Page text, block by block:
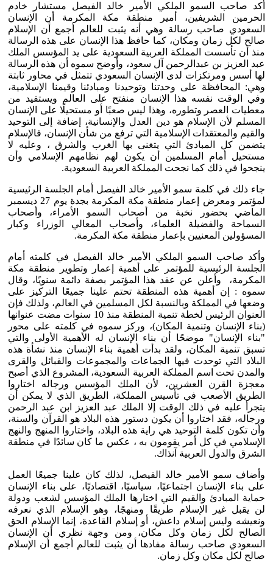
أكد صاحب السمو الملكي الأمير خالد الفيصل مستشار خادم
الحرمين الشريفين، أمير منطقة مكة المكرمة أن الإنسان
السعودي صاحب رسالة وهي أنه يثبت للعالم أجمع أن الإسلام
صالح لكل زمان ومكان، كما حافظ هذا الإنسان على هذه الرسالة
منذ أن تأسست المملكة العربية السعودية على يد المؤسس الملك
عبد العزيز بن عبدالرحمن آل سعود، وأوضح سموه أن هذه الرسالة
لها أسس ومرتكزات لدى الإنسان السعودي تتمثل في محاور ثابتة
وهي: المحافظة على وحدتنا وتوحيدنا ومبادئنا وقيمنا الإسلامية،
وفي الوقت نفسه هذا الإنسان منفتح على العالم ويستفيد من
معطيات العصر وتطوره، وهذا ليس صعبًا أو مستحيلًا على الإنسان
المسلم لأن الإسلام هو دين العدل والإنسانية، إضافة إلى التوحيد
والقيم والمعتقدات الإسلامية التي ترفع من شأن الإنسان، فالإسلام
يتضمن كل المبادئ التي يتغنى بها الغرب والشرق ، وعليه لا
مستحيل أمام المسلمين أن يكون لهم نظامهم الإسلامي وأن
ينجحوا في ذلك كما نجحت المملكة العربية السعودية.
جاء ذلك في كلمة سمو الأمير خالد الفيصل أمام الجلسة الرئيسية
لمؤتمر ومعرض إعمار منطقة مكة المكرمة بجدة يوم 27 ديسمبر
الماضي بحضور نخبة من أصحاب السمو الأمراء، وأصحاب
السماحة والفضيلة العلماء، وأصحاب المعالي الوزراء وكبار
المسؤولين المعنيين بإعمار منطقة مكة المكرمة.
وأكد صاحب السمو الملكي الأمير خالد الفيصل في كلمته أمام
الجلسة الرئيسية للمؤتمر على أهمية إعمار وتطوير منطقة مكة
المكرمة، وأعلن عن عقد هذا المؤتمر بصفة دائمة سنويًا، وقال
سموه : إن أهمية هذه المنطقة تحتم علينا جميعًا التركيز على
وضعها في المملكة وبالنسبة لكل المسلمين في العالم، ولذلك فإن
العنوان الرئيس لخطة تنمية المنطقة منذ 10 سنوات مضت عنوانها
(بناء الإنسان وتنمية المكان)، وركز سموه في كلمته على محور
"بناء الإنسان" موضحًا أن بناء الإنسان له الأهمية الأولى والتي
تسبق تنمية المكان، ولقد بدأت أهمية بناء الإنسان منذ نشأة هذه
البلاد التي توحدت فيها الجماعات والمجموعات والقبائل والقرى
والمدن تحت اسم المملكة العربية السعودية، المشروع الذي أصبح
معجزة القرن العشرين، لأن الملك المؤسس ورجاله اختاروا
الطريق الأصعب في تأسيس المملكة، الطريق الذي لا يمكن أن
يتجرأ عليه في ذلك الوقت إلا الملك عبد العزيز ابن عبد الرحمن
ورجاله، فقد اختاروا أن يكون دستور هذه البلاد هو القرآن والسنة،
وأن تكون كلمة التوحيد هي راية هذه البلاد، واختاروا المنهج والنهج
الإسلامي في كل أمر يقومون به ، عكس ما كان سائدًا في منطقة
الشرق والدول العربية آنذاك.
وأضاف سمو الأمير خالد الفيصل، لذلك كان علينا جميعًا العمل
على بناء الإنسان اجتماعيًا، سياسيًا، اقتصاديًا، على بناء الإنسان
حماية المبادئ والقيم التي اختارها الملك المؤسس لشعب ودولة
لن يقبل غير الإسلام طريقًا ومنهجًا، وهو الإسلام الذي نعرفه
ونعيشه وليس إسلام داعش، أو إسلام القاعدة، إنما الإسلام الحق
الصالح لكل زمان وكل مكان، ومن وجهة نظري أن الإنسان
السعودي صاحب رسالة مفادها أن يثبت للعالم أجمع أن الإسلام
صالح لكل مكان وكل زمان.